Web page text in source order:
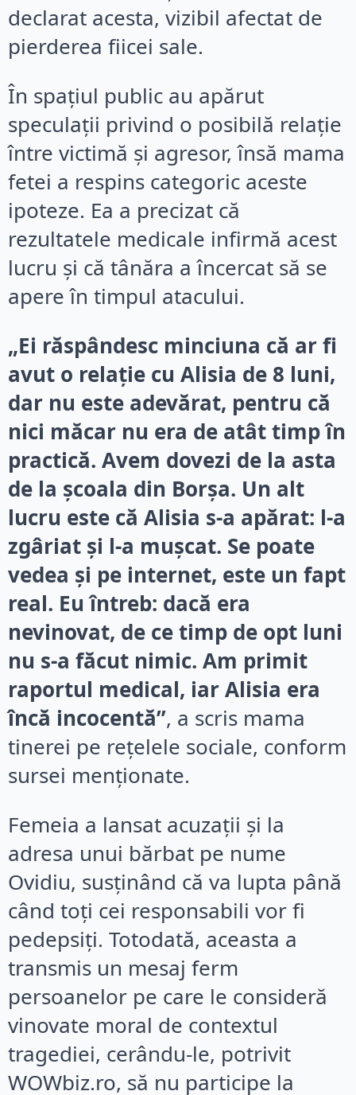
declarat acesta, vizibil afectat de
pierderea fiicei sale.
În spațiul public au apărut
speculații privind o posibilă relație
între victimă și agresor, însă mama
fetei a respins categoric aceste
ipoteze. Ea a precizat că
rezultatele medicale infirmă acest
lucru și că tânăra a încercat să se
apere în timpul atacului.
„Ei răspândesc minciuna că ar fi
avut o relație cu Alisia de 8 luni,
dar nu este adevărat, pentru că
nici măcar nu era de atât timp în
practică. Avem dovezi de la asta
de la școala din Borșa. Un alt
lucru este că Alisia s-a apărat: l-a
zgâriat și l-a mușcat. Se poate
vedea și pe internet, este un fapt
real. Eu întreb: dacă era
nevinovat, de ce timp de opt luni
nu s-a făcut nimic. Am primit
raportul medical, iar Alisia era
încă incocentă”, a scris mama
tinerei pe rețelele sociale, conform
sursei menționate.
Femeia a lansat acuzații și la
adresa unui bărbat pe nume
Ovidiu, susținând că va lupta până
când toți cei responsabili vor fi
pedepsiți. Totodată, aceasta a
transmis un mesaj ferm
persoanelor pe care le consideră
vinovate moral de contextul
tragediei, cerându-le, potrivit
WOWbiz.ro, să nu participe la